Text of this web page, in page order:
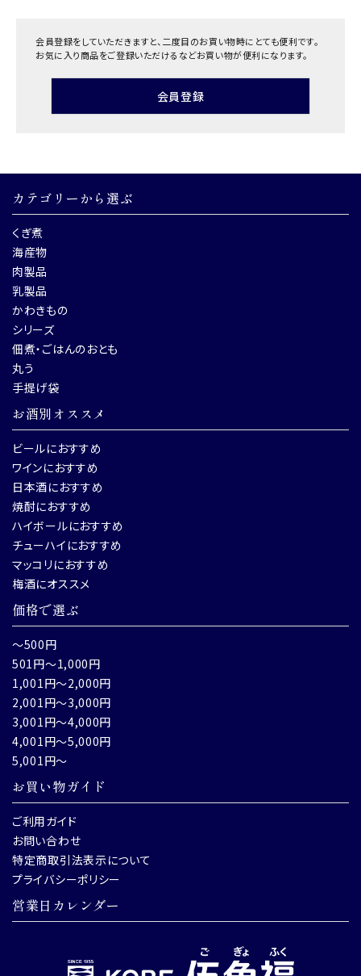
会員登録をしていただきますと、二度目のお買い物時にとても便利です。
お気に入り商品をご登録いただけるなどお買い物が便利になります。
会員登録
カテゴリーから選ぶ
くぎ煮
海産物
肉製品
乳製品
かわきもの
シリーズ
佃煮・ごはんのおとも
丸う
手提げ袋
お酒別オススメ
ビールにおすすめ
ワインにおすすめ
日本酒におすすめ
焼酎におすすめ
ハイボールにおすすめ
チューハイにおすすめ
マッコリにおすすめ
梅酒にオススメ
価格で選ぶ
～500円
501円～1,000円
1,001円～2,000円
2,001円～3,000円
3,001円～4,000円
4,001円～5,000円
5,001円～
お買い物ガイド
ご利用ガイド
お問い合わせ
特定商取引法表示について
プライバシーポリシー
営業日カレンダー